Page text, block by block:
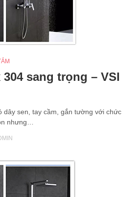
sang trọng – VSI
dây sen, tay cầm, gắn tường với chức
nhưng…